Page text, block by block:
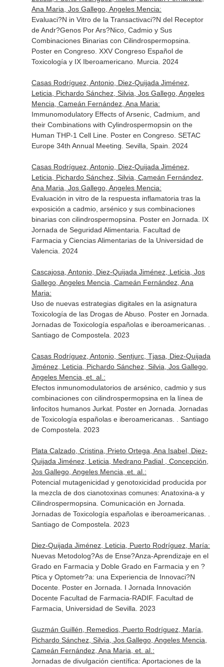
Ana Maria, Jos Gallego, Angeles Mencia:
Evaluaci?N in Vitro de la Transactivaci?N del Receptor
de Andr?Genos Por Ars?Nico, Cadmio y Sus
Combinaciones Binarias con Cilindrospermopsina.
Poster en Congreso. XXV Congreso Español de
Toxicología y IX Iberoamericano. Murcia. 2024
Casas Rodríguez, Antonio, Diez-Quijada Jiménez,
Leticia, Pichardo Sánchez, Silvia, Jos Gallego, Angeles
Mencia, Cameán Fernández, Ana Maria:
Immunomodulatory Effects of Arsenic, Cadmium, and
their Combinations with Cylindrospermopsin on the
Human THP-1 Cell Line. Poster en Congreso. SETAC
Europe 34th Annual Meeting. Sevilla, Spain. 2024
Casas Rodríguez, Antonio, Diez-Quijada Jiménez,
Leticia, Pichardo Sánchez, Silvia, Cameán Fernández,
Ana Maria, Jos Gallego, Angeles Mencia:
Evaluación in vitro de la respuesta inflamatoria tras la
exposición a cadmio, arsénico y sus combinaciones
binarias con cilindrospermopsina. Poster en Jornada. IX
Jornada de Seguridad Alimentaria. Facultad de
Farmacia y Ciencias Alimentarias de la Universidad de
Valencia. 2024
Cascajosa, Antonio, Diez-Quijada Jiménez, Leticia, Jos
Gallego, Angeles Mencia, Cameán Fernández, Ana
Maria:
Uso de nuevas estrategias digitales en la asignatura
Toxicología de las Drogas de Abuso. Poster en Jornada.
Jornadas de Toxicología españolas e iberoamericanas. .
Santiago de Compostela. 2023
Casas Rodríguez, Antonio, Sentjurc, Tjasa, Diez-Quijada
Jiménez, Leticia, Pichardo Sánchez, Silvia, Jos Gallego,
Angeles Mencia, et. al.:
Efectos inmunomodulatorios de arsénico, cadmio y sus
combinaciones con cilindrospermopsina en la línea de
linfocitos humanos Jurkat. Poster en Jornada. Jornadas
de Toxicología españolas e iberoamericanas. . Santiago
de Compostela. 2023
Plata Calzado, Cristina, Prieto Ortega, Ana Isabel, Diez-
Quijada Jiménez, Leticia, Medrano Padial , Concepción,
Jos Gallego, Angeles Mencia, et. al.:
Potencial mutagenicidad y genotoxicidad producida por
la mezcla de dos cianotoxinas comunes: Anatoxina-a y
Cilindrospermopsina. Comunicación en Jornada.
Jornadas de Toxicología españolas e iberoamericanas. .
Santiago de Compostela. 2023
Diez-Quijada Jiménez, Leticia, Puerto Rodríguez, María:
Nuevas Metodolog?As de Ense?Anza-Aprendizaje en el
Grado en Farmacia y Doble Grado en Farmacia y en ?
Ptica y Optometr?a: una Experiencia de Innovaci?N
Docente. Poster en Jornada. I Jornada Innovación
Docente Facultad de Farmacia-RADIF. Facultad de
Farmacia, Universidad de Sevilla. 2023
Guzmán Guillén, Remedios, Puerto Rodríguez, María,
Pichardo Sánchez, Silvia, Jos Gallego, Angeles Mencia,
Cameán Fernández, Ana Maria, et. al.:
Jornadas de divulgación científica: Aportaciones de la